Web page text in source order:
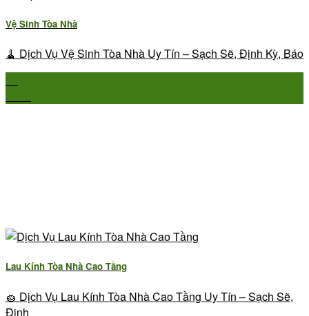
Vệ Sinh Tòa Nhà
🧹 Dịch Vụ Vệ Sinh Tòa Nhà Uy Tín – Sạch Sẽ, Định Kỳ, Báo
Lau Kính Tòa Nhà Cao Tầng
🧽 Dịch Vụ Lau Kính Tòa Nhà Cao Tầng Uy Tín – Sạch Sẽ,
Định